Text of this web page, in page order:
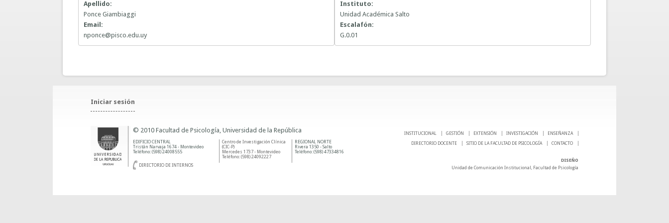
Apellido:
Ponce Giambiaggi
Email:
nponce@pisco.edu.uy
Instituto:
Unidad Académica Salto
Escalafón:
G.0.01
Iniciar sesión
INSTITUCIONAL GESTIÓN EXTENSIÓN INVESTIGACIÓN
ENSEÑANZA
DIRECTORIO DOCENTE
SITIO DE LA FACULTAD DE PSICOLOGÍA CONTACTO
© 2010 Facultad de Psicología, Universidad de la República
REGIONAL NORTE
Rivera 1350 - Salto
Teléfono: (598) 47334816
Centro de Investigación Clínica
(CIC-P)
Mercedes 1737 - Montevideo
Teléfono: (598) 24092227
EDIFICIO CENTRAL
Tristán Narvaja 1674 - Montevideo
Teléfono: (598) 24008555
DIRECTORIO DE INTERNOS
DISEÑO
Unidad de Comunicación Institucional, Facultad de Psicología